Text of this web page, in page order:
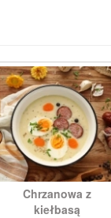
Chrzanowa z
kiełbasą